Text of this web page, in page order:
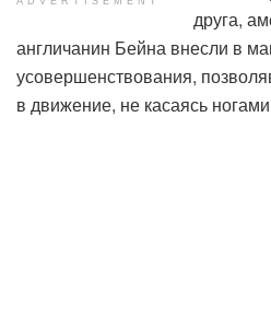
друга,
англичанин Бейна внесли в
усовершенствования,
в движение, не касаясь